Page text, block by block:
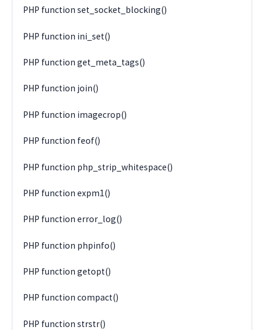
PHP function set_socket_blocking()
PHP function ini_set()
PHP function get_meta_tags()
PHP function join()
PHP function imagecrop()
PHP function feof()
PHP function php_strip_whitespace()
PHP function expm1()
PHP function error_log()
PHP function phpinfo()
PHP function getopt()
PHP function compact()
PHP function strstr()